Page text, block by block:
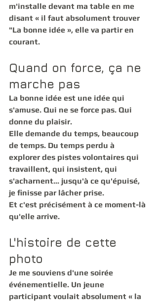
m'installe devant ma table en me
disant « il faut absolument trouver
"La bonne idée », elle va partir en
courant.
Quand on force, ça ne
marche pas
La bonne idée est une idée qui
s'amuse. Qui ne se force pas. Qui
donne du plaisir.
Elle demande du temps, beaucoup
de temps. Du temps perdu à
explorer des pistes volontaires qui
travaillent, qui insistent, qui
s'acharnent... jusqu'à ce qu'épuisé,
je finisse par lâcher prise.
Et c'est précisément à ce moment-là
qu'elle arrive.
L'histoire de cette
photo
Je me souviens d'une soirée
événementielle. Un jeune
participant voulait absolument « la